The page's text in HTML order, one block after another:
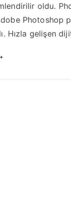
oldu.
Photoshop
Hızla gelişen